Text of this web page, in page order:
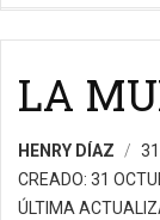
LA
HENRY DÍAZ
CREADO: 31
ÚLTIMA